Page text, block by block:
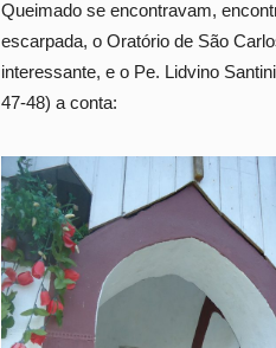
Queimado se encontravam,
escarpada, o Oratório de São
interessante, e o Pe. Lidvino
47-48) a conta: